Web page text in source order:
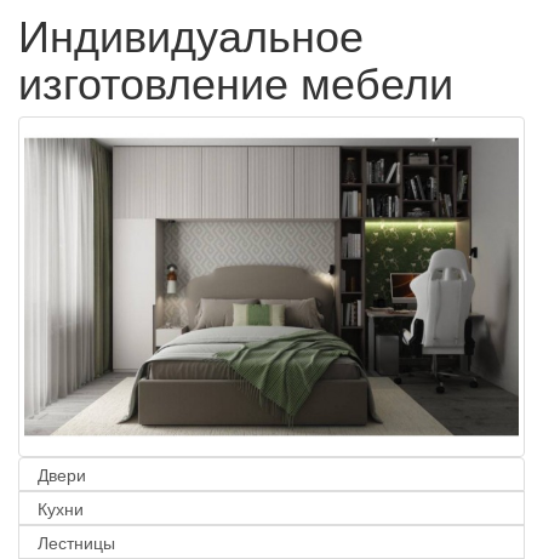
Индивидуальное
изготовление мебели
Двери
Кухни
Лестницы